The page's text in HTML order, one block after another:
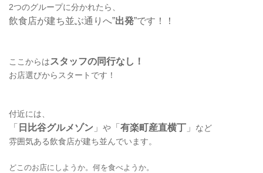
2つのグループに分かれたら、
飲食店が建ち並ぶ通りへ”出発”です！！
ここからはスタッフの同行なし！
お店選びからスタートです！
付近には、
「 日比谷グルメゾン 」 や 「 有楽町産直横丁 」 など
雰囲気ある飲食店が建ち並んでいます。
どこのお店にしようか。何を食べようか。